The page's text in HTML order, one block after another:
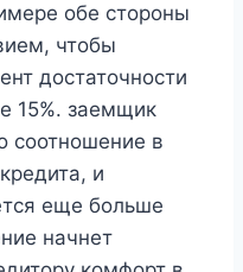
обе стороны
чтобы
достаточности
15%. заемщик
соотношение в
и
еще больше
начнет